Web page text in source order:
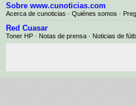
Sobre www.cunoticias.com
Acerca de cunoticias · Quiénes somos ·
Red Cuasar
Toner HP · Notas de prensa · Noticias de